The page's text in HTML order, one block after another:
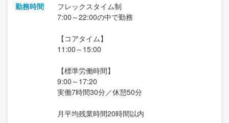
勤務時間
フレックスタイム制
7:00～22:00の中で勤務
【コアタイム】
11:00～15:00
【標準労働時間】
9:00～17:20
実働7時間30分／休憩50分
月平均残業時間20時間以内